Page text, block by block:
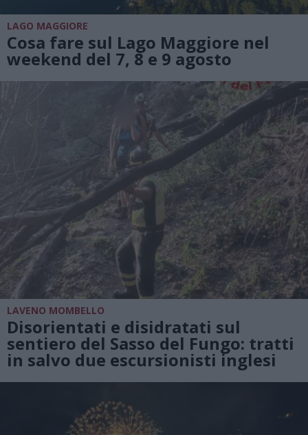
LAGO MAGGIORE
Cosa fare sul Lago Maggiore nel
weekend del 7, 8 e 9 agosto
LAVENO MOMBELLO
Disorientati e disidratati sul
sentiero del Sasso del Fungo: tratti
in salvo due escursionisti inglesi